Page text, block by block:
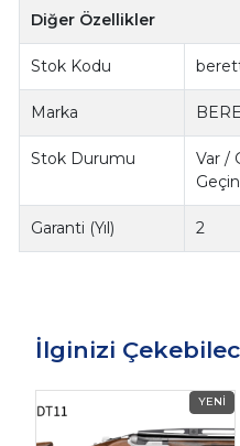
Diğer Özellikler
Stok Kodu
Marka
Stok Durumu
Var /
Garanti (Yıl) 2
İlginizi